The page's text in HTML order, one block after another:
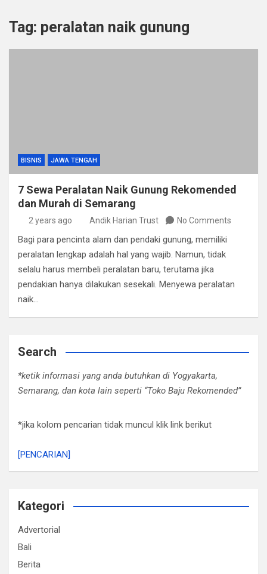
Tag: peralatan naik gunung
BISNIS JAWA TENGAH
7 Sewa Peralatan Naik Gunung Rekomended
dan Murah di Semarang
2 years ago Andik Harian Trust No Comments
Bagi para pencinta alam dan pendaki gunung, memiliki
peralatan lengkap adalah hal yang wajib. Namun, tidak
selalu harus membeli peralatan baru, terutama jika
pendakian hanya dilakukan sesekali. Menyewa peralatan
naik…
Search
*ketik informasi yang anda butuhkan di Yogyakarta,
Semarang, dan kota lain seperti “Toko Baju Rekomended”
*jika kolom pencarian tidak muncul klik link berikut
[PENCARIAN]
Kategori
Advertorial
Bali
Berita